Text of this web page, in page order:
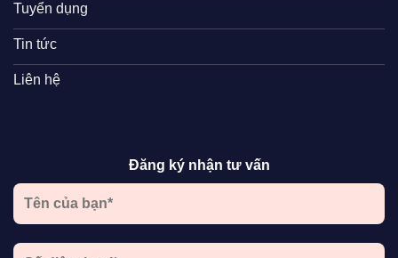
Tuyển dụng
Tin tức
Liên hệ
Đăng ký nhận tư vấn